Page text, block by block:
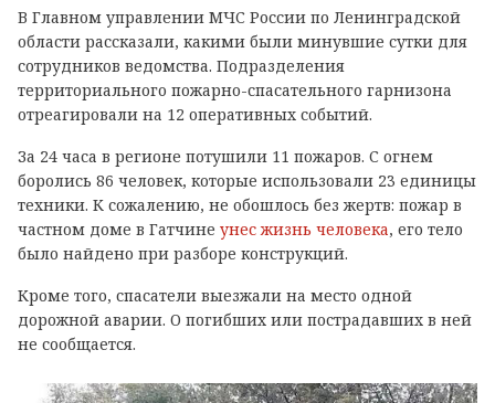
В Главном управлении МЧС России по Ленинградской
области рассказали, какими были минувшие сутки для
сотрудников ведомства. Подразделения
территориального пожарно-спасательного гарнизона
отреагировали на 12 оперативных событий.
За 24 часа в регионе потушили 11 пожаров. С огнем
боролись 86 человек, которые использовали 23 единицы
техники. К сожалению, не обошлось без жертв: пожар в
частном доме в Гатчине унес жизнь человека, его тело
было найдено при разборе конструкций.
Кроме того, спасатели выезжали на место одной
дорожной аварии. О погибших или пострадавших в ней
не сообщается.